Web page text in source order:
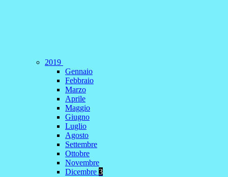
2019
Gennaio
Febbraio
Marzo
Aprile
Maggio
Giugno
Luglio
Agosto
Settembre
Ottobre
Novembre
Dicembre 3